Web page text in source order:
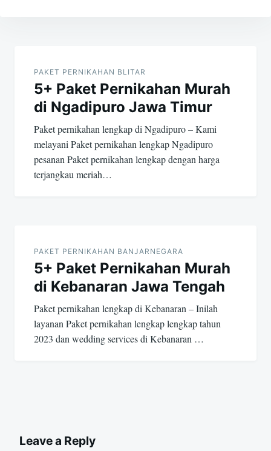
navigation
PAKET PERNIKAHAN BLITAR
5+ Paket Pernikahan Murah
di Ngadipuro Jawa Timur
Paket pernikahan lengkap di Ngadipuro – Kami
melayani Paket pernikahan lengkap Ngadipuro
pesanan Paket pernikahan lengkap dengan harga
terjangkau meriah…
PAKET PERNIKAHAN BANJARNEGARA
5+ Paket Pernikahan Murah
di Kebanaran Jawa Tengah
Paket pernikahan lengkap di Kebanaran – Inilah
layanan Paket pernikahan lengkap lengkap tahun
2023 dan wedding services di Kebanaran …
Leave a Reply